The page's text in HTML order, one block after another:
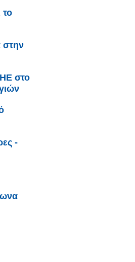
το
στην
στο
-